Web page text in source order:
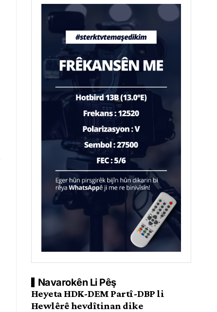
Navarokên Li Pêş
Heyeta HDK-DEM Partî-DBP li
Hewlêrê hevdîtinan dike